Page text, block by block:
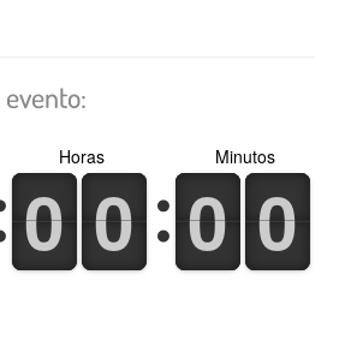
0
0
1
1 0
0
1
1
Horas
0
0
1
1 0
0
1
1
Minutos